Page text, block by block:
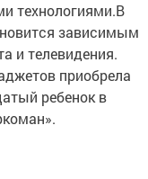
технологиями.В
зависимым
и телевидения.
приобрела
ребенок в